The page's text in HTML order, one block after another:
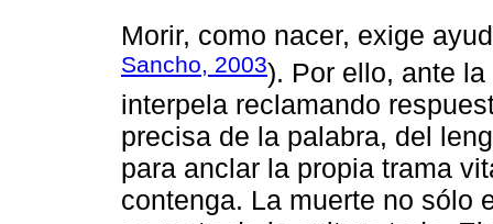
Morir, como nacer, exige
Sancho, 2003). Por ello, ante
interpela reclamando
precisa de la palabra, del
para anclar la propia trama
contenga. La muerte no sólo